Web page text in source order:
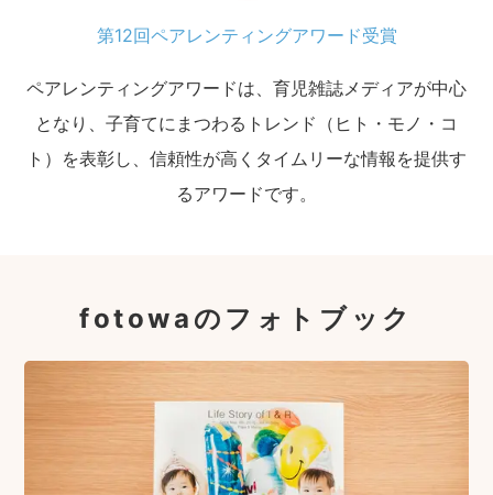
第12回ペアレンティングアワード受賞
ペアレンティングアワードは、育児雑誌メディアが中心
となり、子育てにまつわるトレンド（ヒト・モノ・コ
ト）を表彰し、信頼性が高くタイムリーな情報を提供す
るアワードです。
fotowaのフォトブック